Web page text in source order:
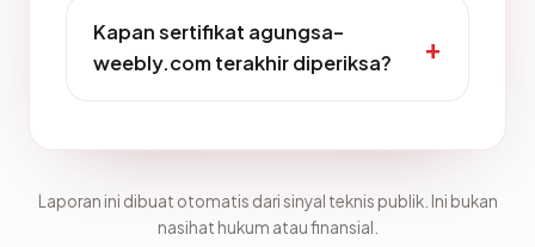
Kapan sertifikat agungsa-
weebly.com terakhir diperiksa?
Laporan ini dibuat otomatis dari sinyal teknis publik. Ini bukan
nasihat hukum atau finansial.